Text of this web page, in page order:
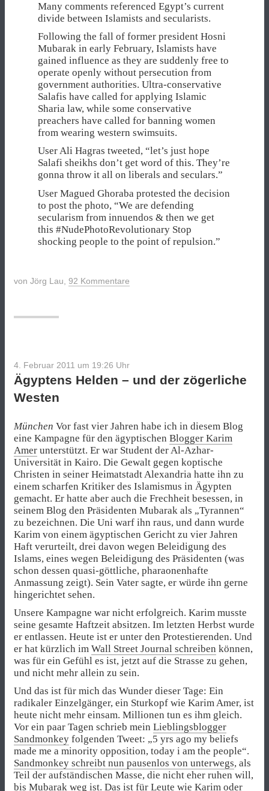
Many comments referenced Egypt’s current
divide between Islamists and secularists.
Following the fall of former president Hosni
Mubarak in early February, Islamists have
gained influence as they are suddenly free to
operate openly without persecution from
government authorities. Ultra-conservative
Salafis have called for applying Islamic
Sharia law, while some conservative
preachers have called for banning women
from wearing western swimsuits.
User Ali Hagras tweeted, “let’s just hope
Salafi sheikhs don’t get word of this. They’re
gonna throw it all on liberals and seculars.”
User Magued Ghoraba protested the decision
to post the photo, “We are defending
secularism from innuendos & then we get
this #NudePhotoRevolutionary Stop
shocking people to the point of repulsion.”
von Jörg Lau 92 Kommentare
4. Februar 2011 um 19:26 Uhr
Ägyptens Helden – und der zögerliche
Westen
München Vor fast vier Jahren habe ich in diesem Blog
eine Kampagne für den ägyptischen Blogger Karim
Amer unterstützt. Er war Student der Al-Azhar-
Universität in Kairo. Die Gewalt gegen koptische
Christen in seiner Heimatstadt Alexandria hatte ihn zu
einem scharfen Kritiker des Islamismus in Ägypten
gemacht. Er hatte aber auch die Frechheit besessen, in
seinem Blog den Präsidenten Mubarak als „Tyrannen“
zu bezeichnen. Die Uni warf ihn raus, und dann wurde
Karim von einem ägyptischen Gericht zu vier Jahren
Haft verurteilt, drei davon wegen Beleidigung des
Islams, eines wegen Beleidigung des Präsidenten (was
schon dessen quasi-göttliche, pharaonenhafte
Anmassung zeigt). Sein Vater sagte, er würde ihn gerne
hingerichtet sehen.
Unsere Kampagne war nicht erfolgreich. Karim musste
seine gesamte Haftzeit absitzen. Im letzten Herbst wurde
er entlassen. Heute ist er unter den Protestierenden. Und
er hat kürzlich im Wall Street Journal schreiben können,
was für ein Gefühl es ist, jetzt auf die Strasse zu gehen,
und nicht mehr allein zu sein.
Und das ist für mich das Wunder dieser Tage: Ein
radikaler Einzelgänger, ein Sturkopf wie Karim Amer, ist
heute nicht mehr einsam. Millionen tun es ihm gleich.
Vor ein paar Tagen schrieb mein Lieblingsblogger
Sandmonkey folgenden Tweet: „5 yrs ago my beliefs
made me a minority opposition, today i am the people“.
Sandmonkey schreibt nun pausenlos von unterwegs, als
Teil der aufständischen Masse, die nicht eher ruhen will,
bis Mubarak weg ist. Das ist für Leute wie Karim oder